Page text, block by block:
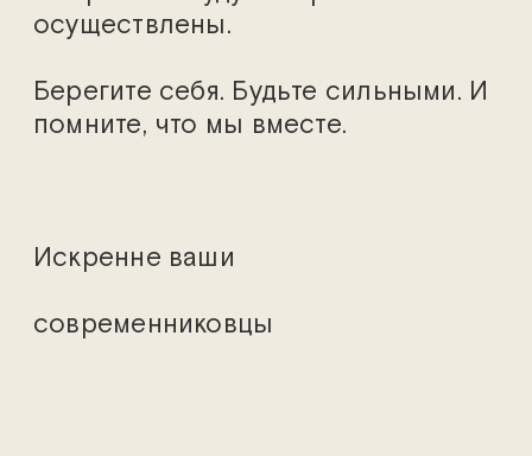
осуществлены.
Берегите себя. Будьте сильными. И
помните, что мы вместе.
Искренне ваши
современниковцы